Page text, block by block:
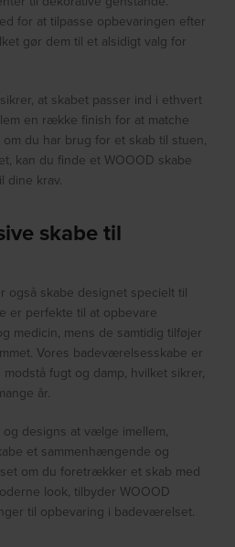
for at tilpasse opbevaringen efter
gør dem til et alsidigt valg for
at skabet passer ind i ethvert
en række finish for at matche
du har brug for et skab til stuen,
kan du finde et WOOOD skabe
dine krav.
skabe til
også skabe designet specielt til
er perfekte til at opbevare
medicin, mens de samtidig tilføjer
Vores badeværelsesskabe er
fugt og damp, hvilket sikrer,
år.
designs at vælge imellem,
et sammenhængende og
om du foretrækker et skab med
look, tilbyder WOOOD
til opbevaring i badeværelset.